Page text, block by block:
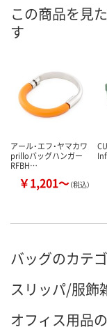
この商品を見
す
アール・エフ・ヤマカワ
prilloバッグハンガー
RFBH…
￥1,201～（税込）
バッグのカテ
スリッパ/服飾
オフィス用品